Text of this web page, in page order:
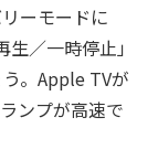
ーモードに
／一時停止」
。Apple TVが
ンプが高速で